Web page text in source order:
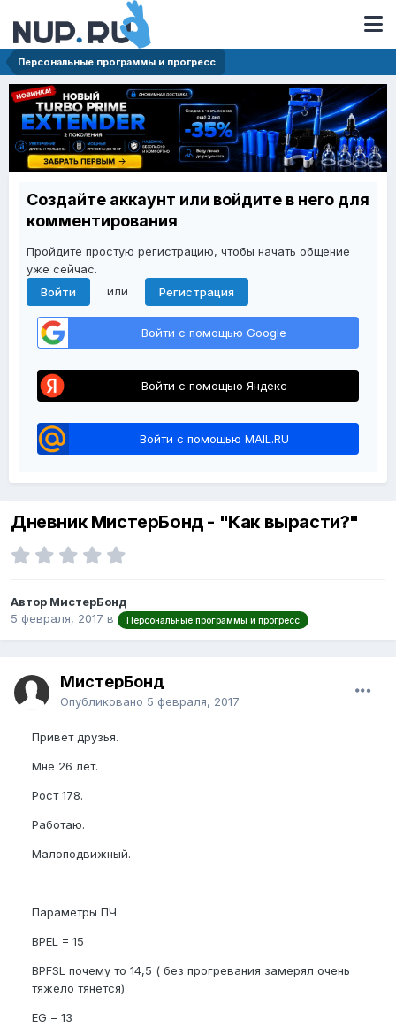
Персональные программы и прогресс
Создайте аккаунт или войдите в него для
комментирования
Пройдите простую регистрацию, чтобы начать общение
уже сейчас.
Войти
или Регистрация
Войти с помощью Google
Войти с помощью Яндекс
Войти с помощью MAIL.RU
Дневник МистерБонд - "Как вырасти?"
Автор МистерБонд
5 февраля, 2017 в Персональные программы и прогресс
МистерБонд
Опубликовано 5 февраля, 2017
Привет друзья.
Мне 26 лет.
Рост 178.
Работаю.
Малоподвижный.
Параметры ПЧ
BPEL = 15
BPFSL почему то 14,5 ( без прогревания замерял очень
тяжело тянется)
EG = 13